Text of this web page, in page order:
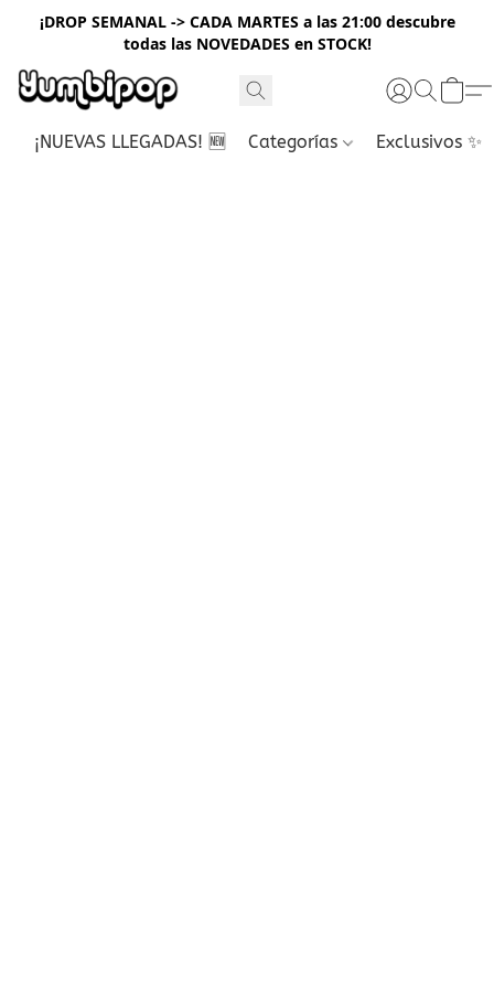
¡DROP SEMANAL -> CADA MARTES a las 21:00 descubre
todas las NOVEDADES en STOCK!
¡NUEVAS LLEGADAS! 🆕 Categorías Exclusivos ✨